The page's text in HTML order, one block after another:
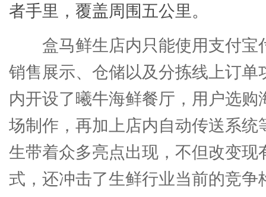
者手里，覆盖周围五公里。
盒马鲜生店内只能使用支付宝
销售展示、仓储以及分拣线上订单
内开设了曦牛海鲜餐厅，用户选购
场制作，再加上店内自动传送系统
生带着众多亮点出现，不但改变现
式，还冲击了生鲜行业当前的竞争